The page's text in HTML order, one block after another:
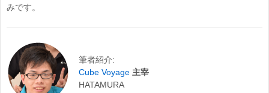
みです。
筆者紹介:
Cube Voyage 主宰
HATAMURA